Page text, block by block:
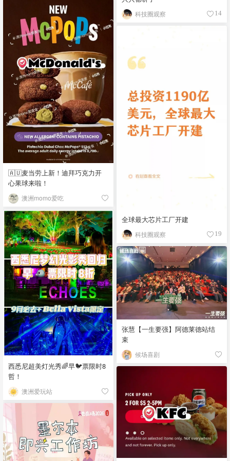
科技圈观察 14
🇦🇺麦当劳上新！迪拜巧克力开
心果球来啦！
澳洲momo爱吃
全球最大芯片工厂开建
科技圈观察 19
西悉尼超美灯光秀🌈早🐦票限时8
哲！
澳洲爱玩站
张慧【一生要强】阿德莱德站结
束
候场喜剧